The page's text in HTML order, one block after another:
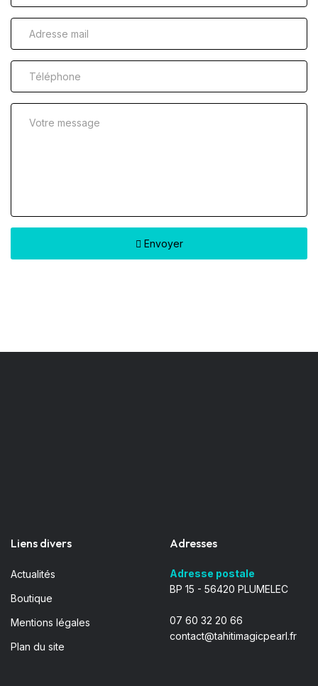
Envoyer
Liens divers
Actualités
Boutique
Mentions légales
Plan du site
Adresses
Adresse postale
BP 15 - 56420 PLUMELEC
07 60 32 20 66
contact@tahitimagicpearl.fr